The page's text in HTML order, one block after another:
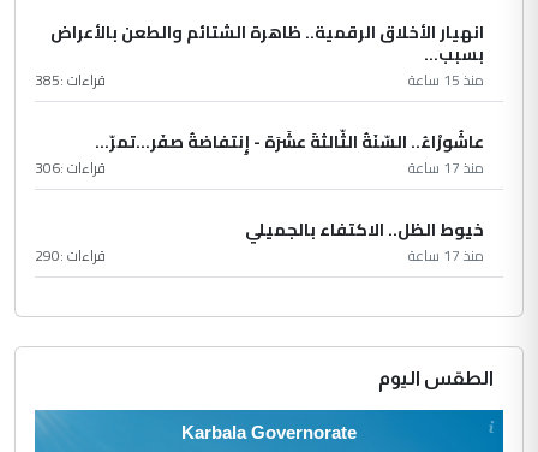
انهيار الأخلاق الرقمية.. ظاهرة الشتائم والطعن بالأعراض
بسبب...
منذ 15 ساعة قراءات :385
عاشُورْاءُ.. السّنَةُ الثّالثةَ عشَرَة - إِنتفاضةُ صفَر…تمرّ...
منذ 17 ساعة قراءات :306
خيوط الظل.. الاكتفاء بالجميلي
منذ 17 ساعة قراءات :290
الطقس اليوم
Karbala Governorate